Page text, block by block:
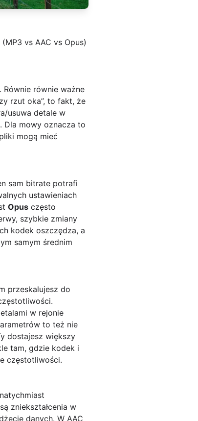
vs AAC vs Opus)
Równie równie ważne
rzut oka”, to fakt, że
usuwa detale w
Dla mowy oznacza to
mogą mieć
sam bitrate potrafi
ustawieniach
Opus często
szybkie zmiany
kodek oszczędza, a
samym średnim
przeskalujesz do
w rejonie
to też nie
dostajesz większy
tam, gdzie kodek i
częstotliwości.
zniekształcenia w
danych. W AAC